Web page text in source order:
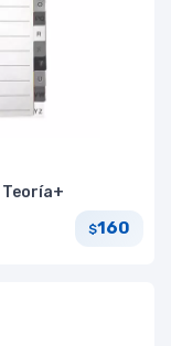
Teoría+
$160